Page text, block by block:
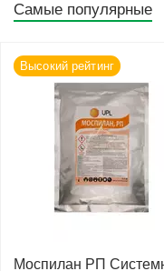
Самые популярные
Высокий рейтинг
Моспилан РП